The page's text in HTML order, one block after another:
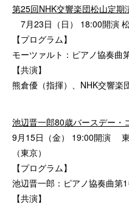
第25回NHK交響楽団松山定期
7月23日（日） 18:00開演
【プログラム】
モーツァルト：ピアノ協奏
【共演】
熊倉優（指揮）、NHK交響楽
池辺晋一郎80歳バースデー・
9月15日（金） 19:00開演
（東京）
【プログラム】
池辺晋一郎：ピアノ協奏曲
【共演】